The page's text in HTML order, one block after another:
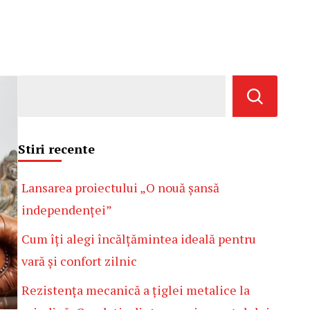
Stiri recente
Lansarea proiectului „O nouă șansă
independenței”
Cum îți alegi încălțămintea ideală pentru
vară și confort zilnic
Rezistența mecanică a țiglei metalice la